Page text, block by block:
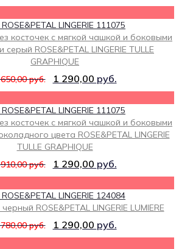
косточек с мягкой чашкой и боковыми
серый ROSE&PETAL LINGERIE TULLE
GRAPHIQUE
руб. 1 290,00 руб.
косточек с мягкой чашкой и боковыми
цвета ROSE&PETAL LINGERIE
TULLE GRAPHIQUE
руб. 1 290,00 руб.
ROSE&PETAL LINGERIE LUMIERE
руб. 1 290,00 руб.